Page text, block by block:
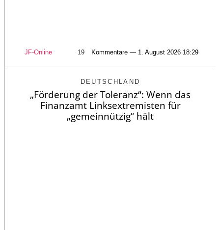
JF-Online 19 Kommentare — 1. August 2026 18:29
DEUTSCHLAND
„Förderung der Toleranz“: Wenn das
Finanzamt Linksextremisten für
„gemeinnützig“ hält